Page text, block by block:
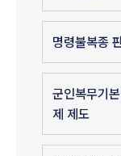
명령불복종
군인복무기
제 제도